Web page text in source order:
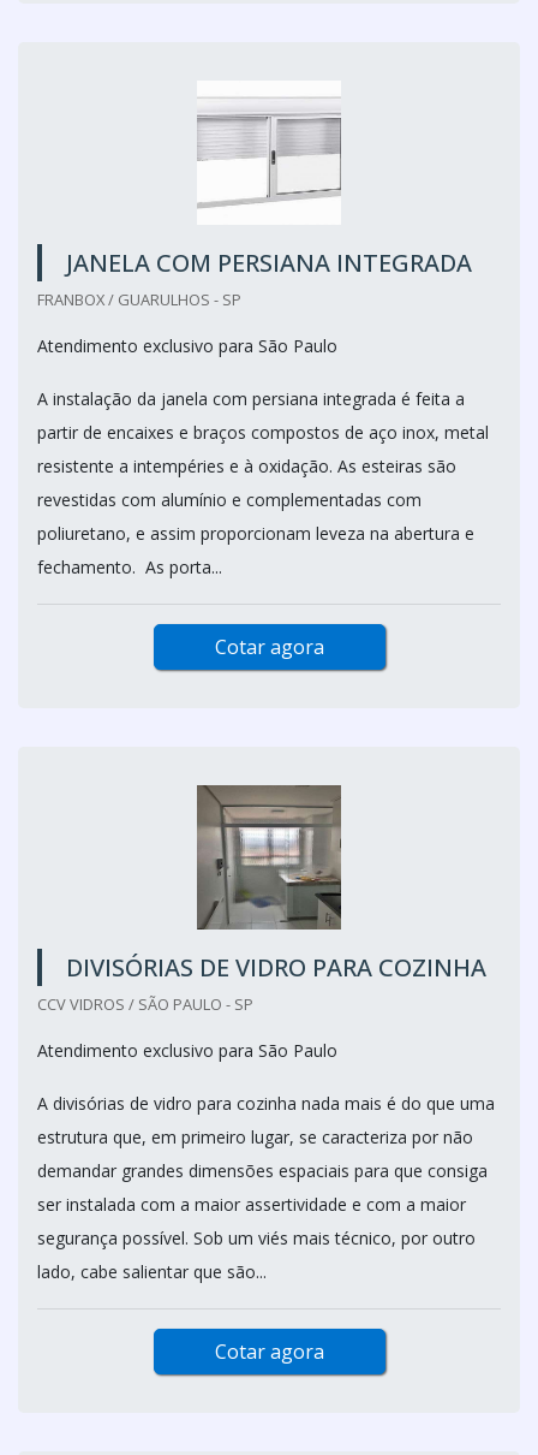
JANELA COM PERSIANA INTEGRADA
FRANBOX / GUARULHOS - SP
Atendimento exclusivo para São Paulo
A instalação da janela com persiana integrada é feita a
partir de encaixes e braços compostos de aço inox, metal
resistente a intempéries e à oxidação. As esteiras são
revestidas com alumínio e complementadas com
poliuretano, e assim proporcionam leveza na abertura e
fechamento. As porta...
Cotar agora
DIVISÓRIAS DE VIDRO PARA COZINHA
CCV VIDROS / SÃO PAULO - SP
Atendimento exclusivo para São Paulo
A divisórias de vidro para cozinha nada mais é do que uma
estrutura que, em primeiro lugar, se caracteriza por não
demandar grandes dimensões espaciais para que consiga
ser instalada com a maior assertividade e com a maior
segurança possível. Sob um viés mais técnico, por outro
lado, cabe salientar que são...
Cotar agora